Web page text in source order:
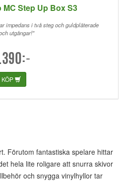
Step Up Box S3
impedans i två steg och guldpläterade
utgångar!"
KÖP
Förutom fantastiska spelare hittar
hela lite roligare att snurra skivor
och snygga vinylhyllor tar